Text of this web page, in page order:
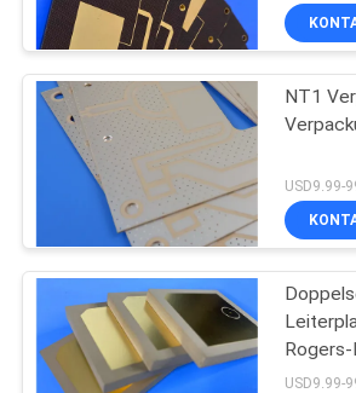
NT1
USD9.99-
USD9.99-